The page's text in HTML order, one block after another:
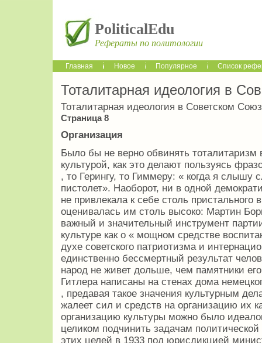
PoliticalEdu
Рефераты по политологии
Главная Новое Популярное Список
Тоталитарная идеология в
Тоталитарная идеология в Советском
Страница 8
Организация
Было бы не верно обвинять тоталитаризм
культурой, как это делают пользуясь
, то Герингу, то Гиммеру: « когда я слышу
пистолет». Наоборот, ни в одной
не привлекала к себе столь пристального
оценивалась им столь высоко: Мартин
важный и значительный инструмент
культуре как о « мощном средстве
духе советского патриотизма и
единственно бессмертный результат
народ не живет дольше, чем памятники
Гитлера написаны на стенах дома
, предавая такое значения культурным
жалеет сил и средств на организацию их
организацию культуры можно было
целиком подчинить задачам
этих целей в 1933 под юрисдикцией